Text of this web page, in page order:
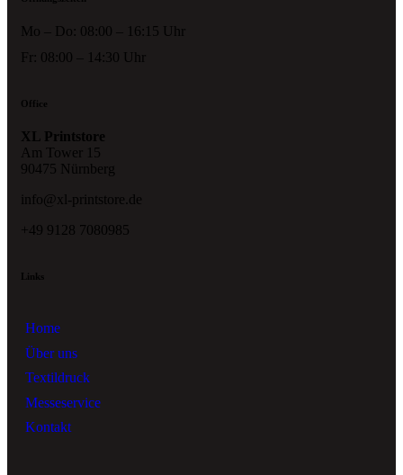
Mo – Do: 08:00 – 16:15 Uhr
Fr: 08:00 – 14:30 Uhr
Office
XL Printstore
Am Tower 15
90475 Nürnberg
info@xl-printstore.de
+49 9128 7080985
Links
Home
Über uns
Textildruck
Messeservice
Kontakt